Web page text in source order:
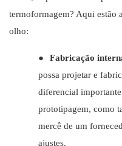
termoformagem? Aqui estão
olho:
● Fabricação
possa projetar e
diferencial
prototipagem, como
mercê de um
ajustes.